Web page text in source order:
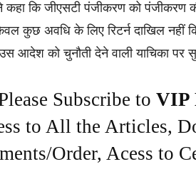
ने कहा कि जीएसटी पंजीकरण को पंजीकरण
कुछ अवधि के लिए रिटर्न दाखिल नहीं
आदेश को चुनौती देने वाली याचिका पर
Subscribe to VIP
to All the Articles,
Order, Acess to